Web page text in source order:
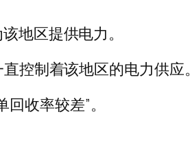
地区提供电力。
控制着该地区的电力供应。
收率较差”。